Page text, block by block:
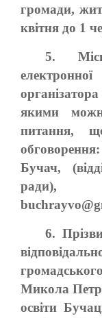
громади,
квітня до 1
5.
якими
питання,
Бучач,
ради),
6.
Микола
освіти